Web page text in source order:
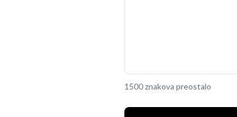
1500 znakova preostalo